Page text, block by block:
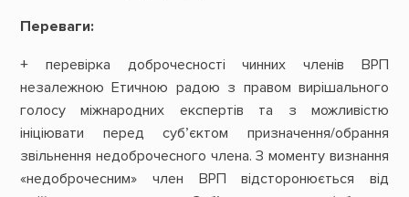
Переваги:
+ перевірка доброчесності чинних членів ВРП
незалежною Етичною радою з правом вирішального
голосу міжнародних експертів та з можливістю
ініціювати перед суб’єктом призначення/обрання
звільнення недоброчесного члена. З моменту визнання
«недоброчесним» член ВРП відсторонюється від